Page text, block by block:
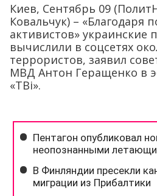
Киев, Сентябрь 09
Ковальчук) – «Благодаря
активистов» украинские
вычислили в соцсетях
террористов, заявил
МВД Антон Геращенко в
«TBi».